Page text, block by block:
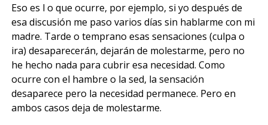
Eso es l o que ocurre, por ejemplo, si yo después de
esa discusión me paso varios días sin hablarme con mi
madre. Tarde o temprano esas sensaciones (culpa o
ira) desaparecerán, dejarán de molestarme, pero no
he hecho nada para cubrir esa necesidad. Como
ocurre con el hambre o la sed, la sensación
desaparece pero la necesidad permanece. Pero en
ambos casos deja de molestarme.